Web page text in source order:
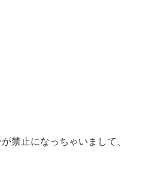
禁止になっちゃいまして、